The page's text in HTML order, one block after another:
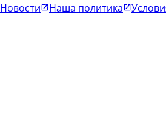
Новости Наша политика